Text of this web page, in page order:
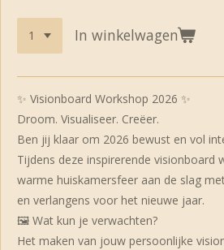
In winkelwagen
✨ Visionboard Workshop 2026 ✨
Droom. Visualiseer. Creëer.
Ben jij klaar om 2026 bewust en vol
Tijdens deze inspirerende visionboard
warme huiskamersfeer aan de slag
en verlangens voor het nieuwe jaar.
🖼️ Wat kun je verwachten?
Het maken van jouw persoonlijke